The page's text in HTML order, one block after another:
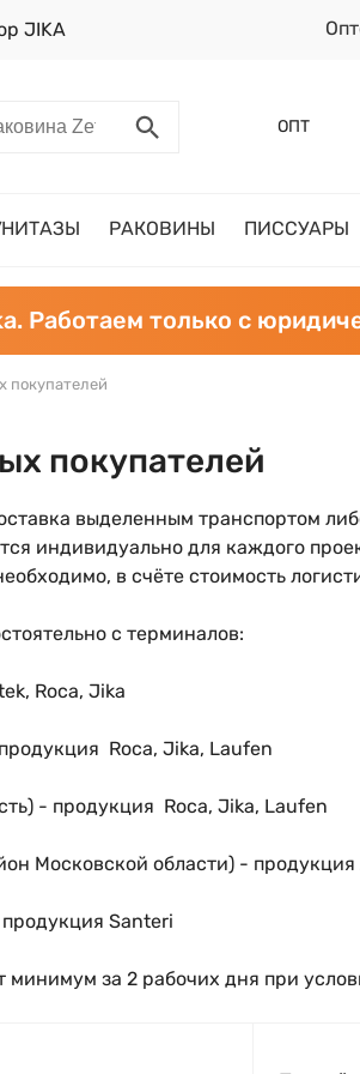
JIKA
ОПТ
РАКОВИНЫ ПИССУАРЫ
Работаем только с
покупателей
покупателей
выделенным транспортом
индивидуально для каждого
в счёте стоимость
с терминалов:
Roca, Jika
Roca, Jika, Laufen
- продукция Roca, Jika, Laufen
Московской области) -
Santeri
минимум за 2 рабочих дня при